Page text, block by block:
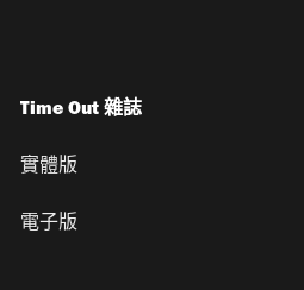
Time Out 雜誌
實體版
電子版